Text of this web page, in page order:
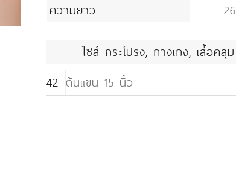
ความยาว
26
ไซส์ กระโปรง, กางเกง, เสื้อคลุม
42 ต้นแขน 15 นิ้ว